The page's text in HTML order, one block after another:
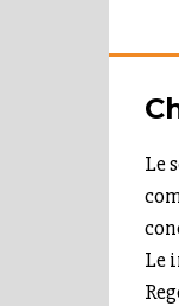
Le
Le